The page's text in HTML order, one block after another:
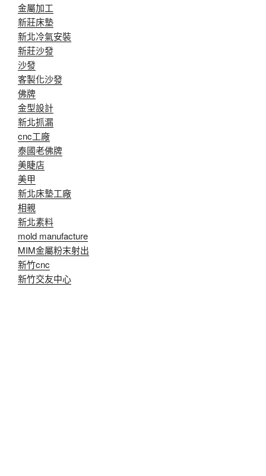
金屬加工
新莊床墊
新北冷氣安裝
新莊沙發
沙發
客製化沙發
佛牌
金型設計
新北抓漏
cnc工廠
泰國老佛牌
美睫店
美甲
新北床墊工廠
相親
新北素料
mold manufacture
MIM金屬粉末射出
新竹cnc
新竹交友中心